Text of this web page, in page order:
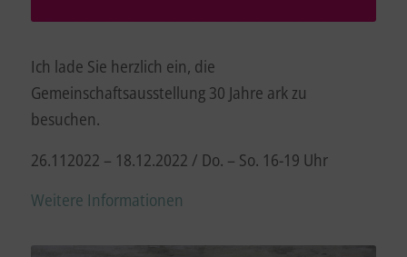
Ich lade Sie herzlich ein, die
Gemeinschaftsausstellung 30 Jahre ark zu
besuchen.
26.112022 – 18.12.2022 / Do. – So. 16-19 Uhr
Weitere Informationen